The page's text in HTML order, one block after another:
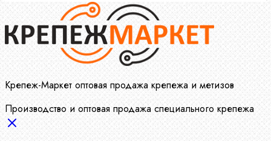
Крепеж-Маркет оптовая продажа крепежа и метизов
Производство и оптовая продажа специального крепежа